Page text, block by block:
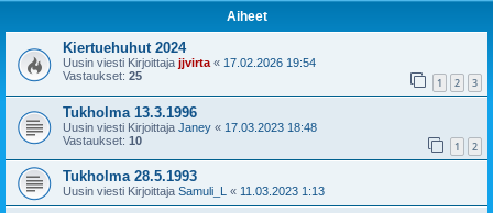
Aiheet
Kiertuehuhut 2024
Uusin viesti Kirjoittaja jjvirta « 17.02.2026 19:54
Vastaukset: 25 1 2 3
Tukholma 13.3.1996
Uusin viesti Kirjoittaja Janey « 17.03.2023 18:48
Vastaukset: 10 1 2
Tukholma 28.5.1993
Uusin viesti Kirjoittaja Samuli_L « 11.03.2023 1:13